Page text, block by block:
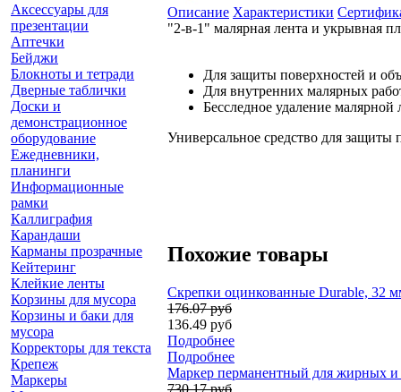
Аксессуары для
презентации
Аптечки
Бейджи
Блокноты и тетради
Дверные таблички
Доски и
демонстрационное
оборудование
Ежедневники,
планинги
Информационные
рамки
Каллиграфия
Карандаши
Карманы прозрачные
Кейтеринг
Клейкие ленты
Корзины для мусора
Корзины и баки для
мусора
Корректоры для текста
Крепеж
Маркеры
Описание Характеристики
"2-в-1" малярная лента и укрывная
Для защиты поверхностей и
Для внутренних малярных
Бесследное удаление
Универсальное средство для
Похожие товары
Скрепки оцинкованные Durable, 32
176.07 руб
136.49 руб
Подробнее
Подробнее
Маркер перманентный для жирных и